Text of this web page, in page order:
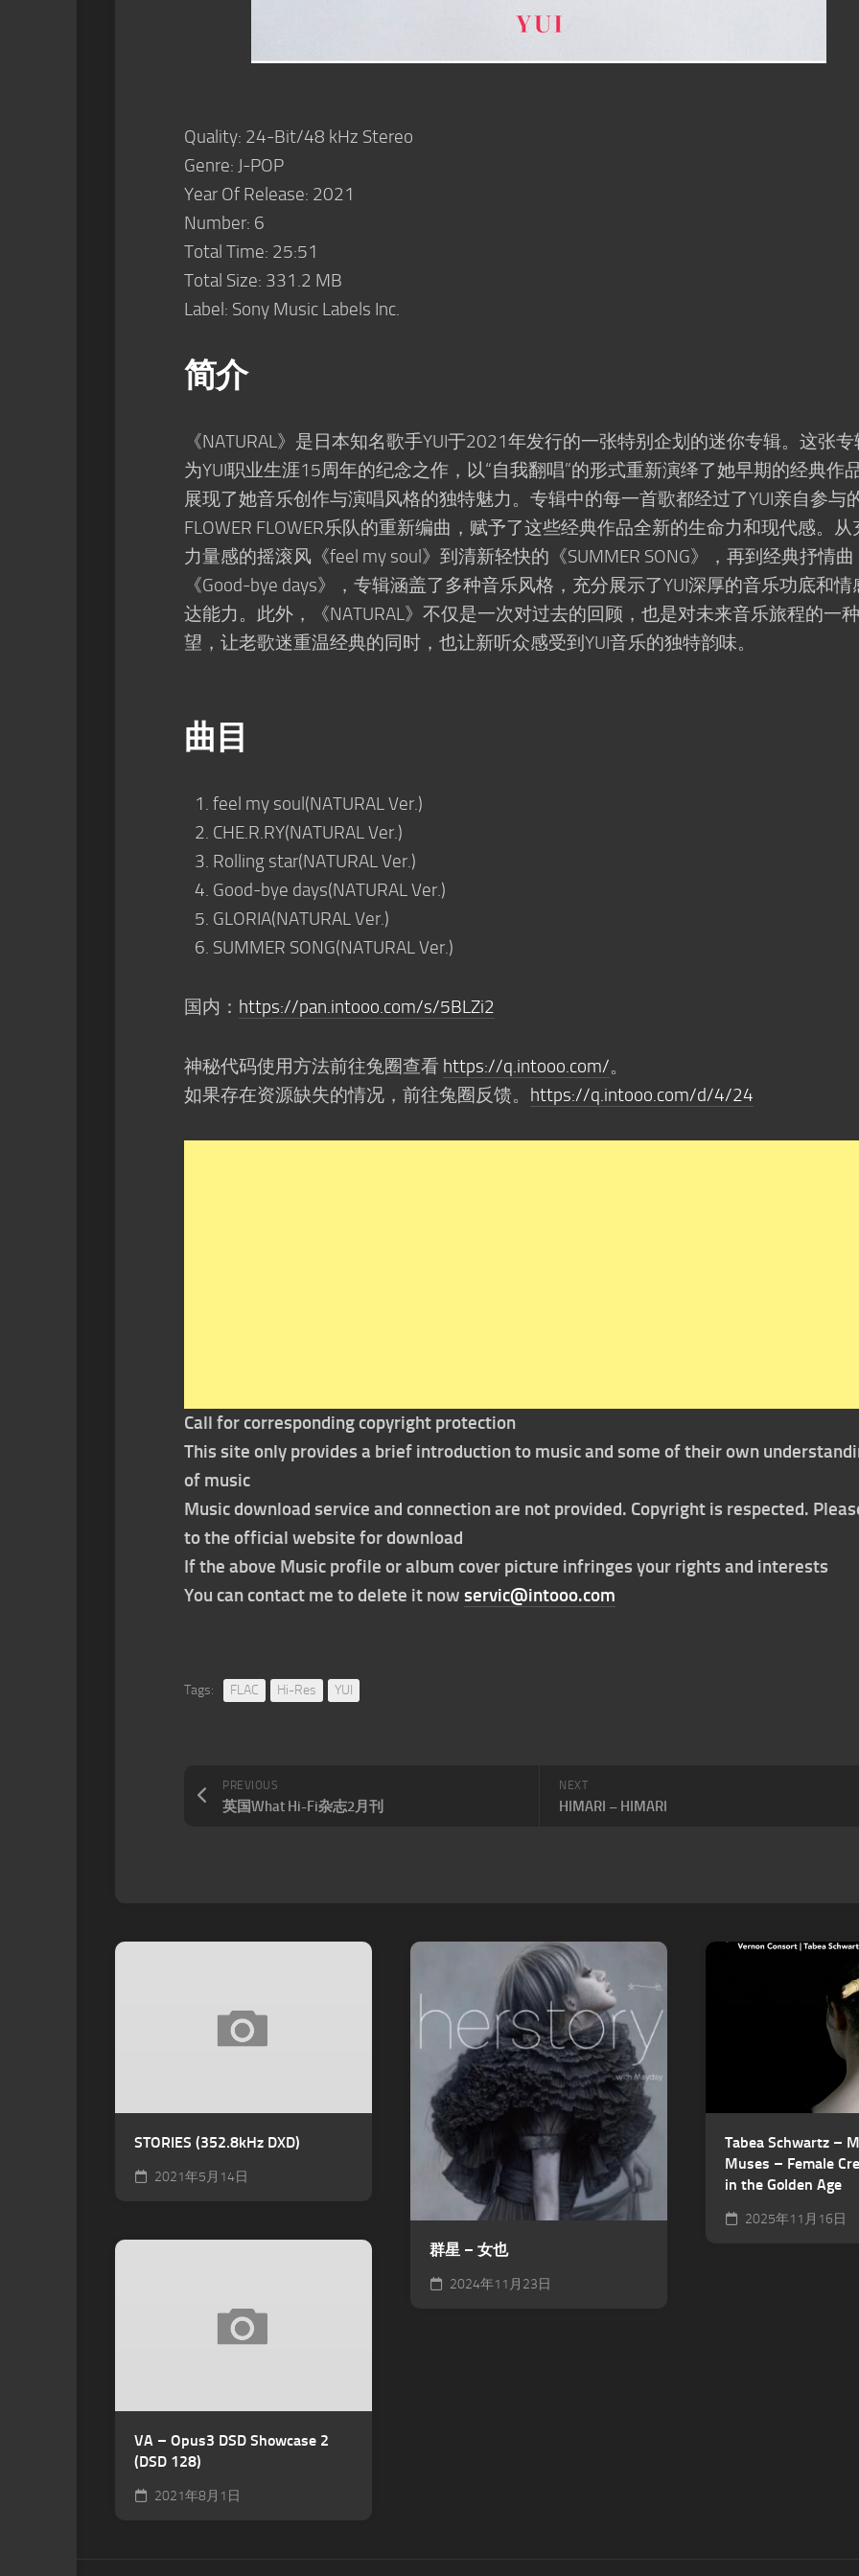
Quality: 24-Bit/48 kHz Stereo
Genre: J-POP
Year Of Release: 2021
Number: 6
Total Time: 25:51
Total Size: 331.2 MB
Label: Sony Music Labels Inc.
简介
《NATURAL》是日本知名歌手YUI于2021年发行的一张特别企划的迷你专辑。这张
为YUI职业生涯15周年的纪念之作，以“自我翻唱”的形式重新演绎了她早期的经典作
展现了她音乐创作与演唱风格的独特魅力。专辑中的每一首歌都经过了YUI亲自参与
FLOWER FLOWER乐队的重新编曲，赋予了这些经典作品全新的生命力和现代感。从
力量感的摇滚风《feel my soul》到清新轻快的《SUMMER SONG》，再到经典抒情曲
《Good-bye days》，专辑涵盖了多种音乐风格，充分展示了YUI深厚的音乐功底和情
达能力。此外，《NATURAL》不仅是一次对过去的回顾，也是对未来音乐旅程的一
望，让老歌迷重温经典的同时，也让新听众感受到YUI音乐的独特韵味。
曲目
feel my soul(NATURAL Ver.)
CHE.R.RY(NATURAL Ver.)
Rolling star(NATURAL Ver.)
Good-bye days(NATURAL Ver.)
GLORIA(NATURAL Ver.)
SUMMER SONG(NATURAL Ver.)
国内： https://pan.intooo.com/s/5BLZi2
神秘代码使用方法前往兔圈查看 https://q.intooo.com/。
如果存在资源缺失的情况，前往兔圈反馈。 https://q.intooo.com/d/4/24
Call for corresponding copyright protection
This site only provides a brief introduction to music and some of their own
of music
Music download service and connection are not provided. Copyright is respected.
to the official website for download
If the above Music profile or album cover picture infringes your rights and interests
You can contact me to delete it now servic@intooo.com
Tags: FLAC Hi-Res YUI
NEXT
HIMARI – HIMARI
PREVIOUS
英国What Hi-Fi杂志2月刊
STORIES (352.8kHz DXD)
2021年5月14日
群星 – 女也
2024年11月23日
Tabea Schwartz –
Muses – Female
in the Golden Age
2025年11月16日
VA – Opus3 DSD Showcase 2
(DSD 128)
2021年8月1日